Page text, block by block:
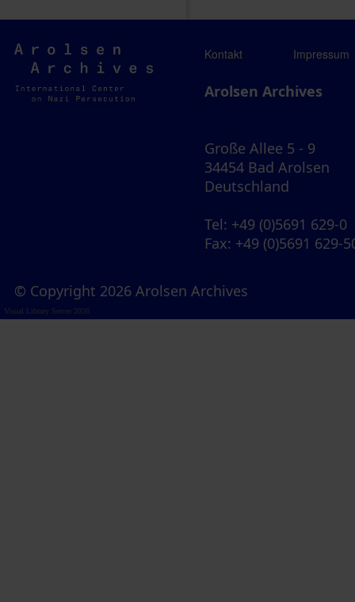
Arolsen
Archives
Kontakt Impressum
Arolsen Archives
Große Allee 5 - 9
34454 Bad Arolsen
Deutschland
Tel: +49 (0)5691 629-0
Fax: +49 (0)5691 629-
© Copyright 2026 Arolsen Archives
Visual Library Server 2026